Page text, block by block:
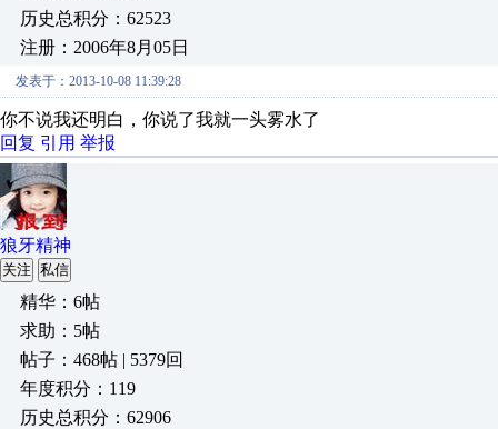
历史总积分：62523
注册：2006年8月05日
发表于：2013-10-08 11:39:28
你不说我还明白，你说了我就一头雾水了
回复 引用 举报
狼牙精神
关注 私信
精华：6帖
求助：5帖
帖子：468帖 | 5379回
年度积分：119
历史总积分：62906